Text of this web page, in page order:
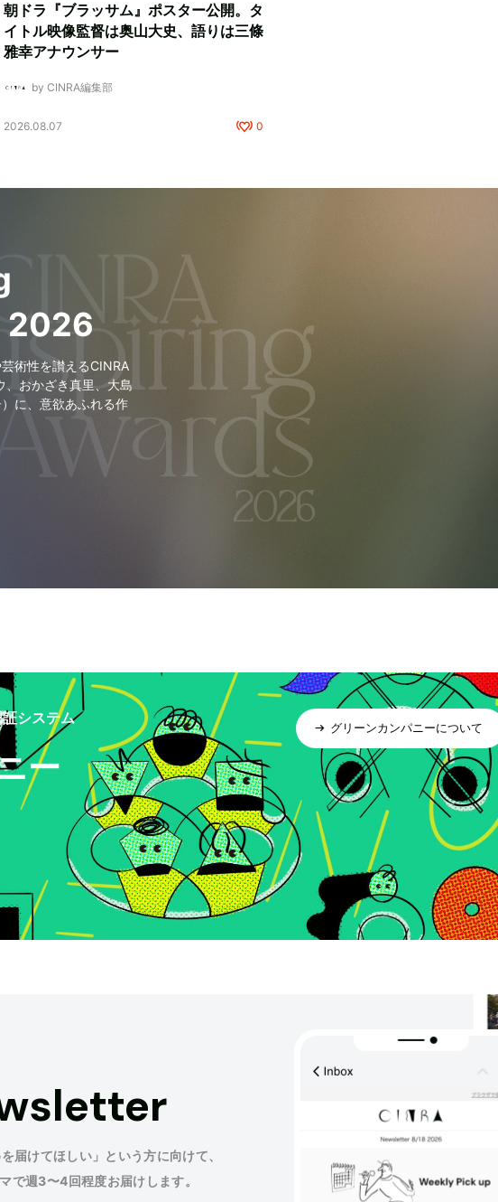
朝ドラ『ブラッサム』ポスター公開。タ
イトル映像監督は奥山大史、語りは三條
雅幸アナウンサー
by CINRA編集部
2026.08.07 0
2026
術性を讃えるCINRA
おかざき真里、大島
に、意欲あふれる作
システム
ー
グリーンカンパニーについて
届けてほしい」という方に向けて、
で週3〜4回程度お届けします。